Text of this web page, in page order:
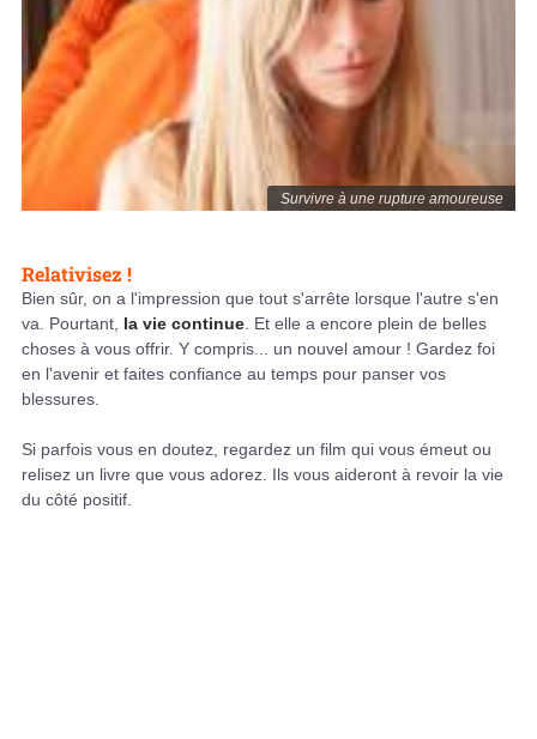
Survivre à une rupture amoureuse
Relativisez !
Bien sûr, on a l'impression que tout s'arrête lorsque l'autre s'en
va. Pourtant, la vie continue . Et elle a encore plein de belles
choses à vous offrir. Y compris... un nouvel amour ! Gardez foi
en l'avenir et faites confiance au temps pour panser vos
blessures.
Si parfois vous en doutez, regardez un film qui vous émeut ou
relisez un livre que vous adorez. Ils vous aideront à revoir la vie
du côté positif.